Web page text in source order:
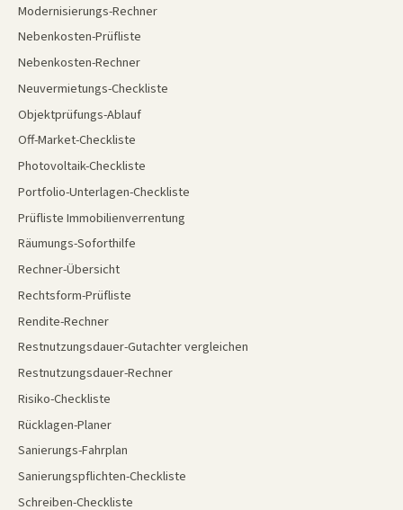
Modernisierungs-Rechner
Nebenkosten-Prüfliste
Nebenkosten-Rechner
Neuvermietungs-Checkliste
Objektprüfungs-Ablauf
Off-Market-Checkliste
Photovoltaik-Checkliste
Portfolio-Unterlagen-Checkliste
Prüfliste Immobilienverrentung
Räumungs-Soforthilfe
Rechner-Übersicht
Rechtsform-Prüfliste
Rendite-Rechner
Restnutzungsdauer-Gutachter vergleichen
Restnutzungsdauer-Rechner
Risiko-Checkliste
Rücklagen-Planer
Sanierungs-Fahrplan
Sanierungspflichten-Checkliste
Schreiben-Checkliste